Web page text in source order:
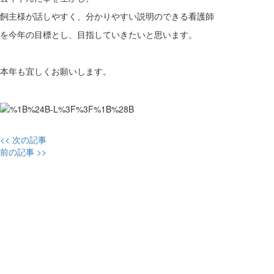
飼主様が話しやすく、分かりやすい説明のできる看護師
を今年の目標とし、目指していきたいと思います。
本年も宜しくお願いします。
<< 次の記事
前の記事 >>